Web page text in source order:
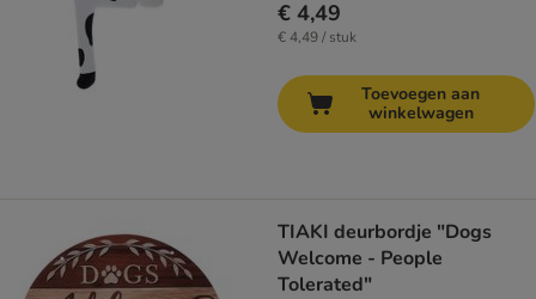
€ 4,49
€ 4,49 / stuk
Toevoegen aan
winkelwagen
TIAKI deurbordje "Dogs
Welcome - People
Tolerated"